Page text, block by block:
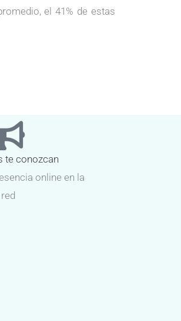
el 41% de estas
te conozcan
online en la
red